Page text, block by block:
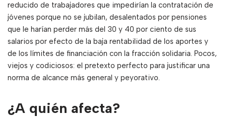
reducido de trabajadores que impedirían la contratación de
jóvenes porque no se jubilan, desalentados por pensiones
que le harían perder más del 30 y 40 por ciento de sus
salarios por efecto de la baja rentabilidad de los aportes y
de los límites de financiación con la fracción solidaria. Pocos,
viejos y codiciosos: el pretexto perfecto para justificar una
norma de alcance más general y peyorativo.
¿A quién afecta?